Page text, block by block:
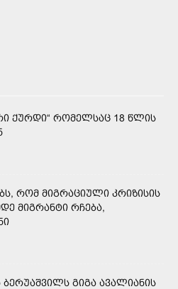
ᲥᲣᲠᲓᲘ“ ᲠᲝᲛᲔᲚᲡᲐᲪ 18 ᲬᲚᲘᲡ
ᲠᲝᲛ ᲛᲘᲒᲠᲐᲪᲘᲣᲚᲘ ᲙᲠᲘᲖᲘᲡᲘᲡ
ᲛᲘᲒᲠᲐᲜᲢᲘ ᲠᲩᲔᲑᲐ,
ᲑᲔᲠᲣᲐᲨᲕᲘᲚᲡ ᲒᲘᲒᲐ ᲐᲕᲐᲚᲘᲐᲜᲘᲡ